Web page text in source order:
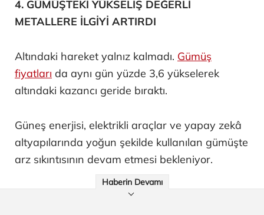
4. GÜMÜŞTEKİ YÜKSELİŞ DEĞERLİ
METALLERE İLGİYİ ARTIRDI
Altındaki hareket yalnız kalmadı. Gümüş
fiyatları da aynı gün yüzde 3,6 yükselerek
altındaki kazancı geride bıraktı.
Güneş enerjisi, elektrikli araçlar ve yapay zekâ
altyapılarında yoğun şekilde kullanılan gümüşte
arz sıkıntısının devam etmesi bekleniyor.
Haberin Devamı